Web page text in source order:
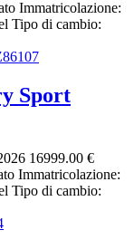
Immatricolazione:
Tipo di cambio:
Sport
16999.00 €
Immatricolazione:
Tipo di cambio: